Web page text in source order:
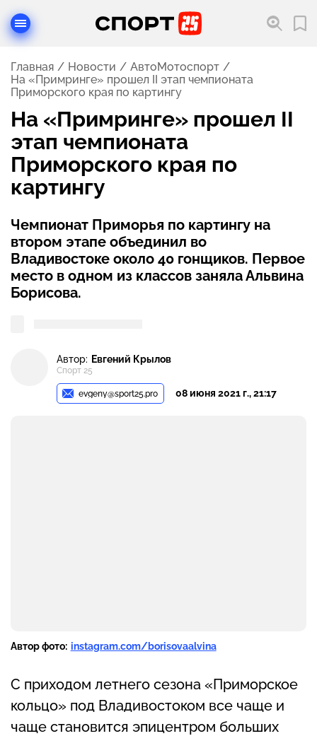
Главная Новости
АвтоМотоспорт
На «Примринге» прошел II этап чемпионата
Приморского края по картингу
На «Примринге» прошел II
этап чемпионата
Приморского края по
картингу
Чемпионат Приморья по картингу на
втором этапе объединил во
Владивостоке около 40 гонщиков. Первое
место в одном из классов заняла Альвина
Борисова.
Автор: Евгений Крылов
Спорт 25
evgeny@sport25.pro 08 июня 2021 г., 21:17
Автор фото: instagram.com/borisovaalvina
С приходом летнего сезона «Приморское
кольцо» под Владивостоком все чаще и
чаще становится эпицентром больших